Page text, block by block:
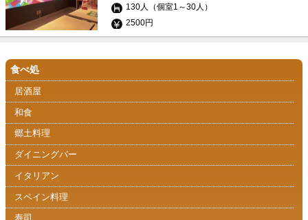
130人（個室1～30人）
2500円
食べ処
居酒屋
和食
郷土料理
ダイニングバー
イタリアン
スペイン料理
寿司